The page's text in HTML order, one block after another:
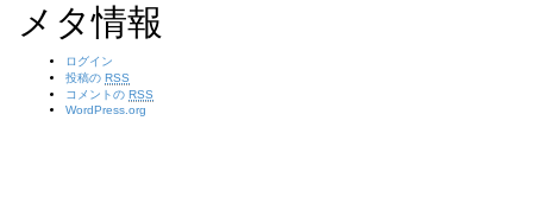
メタ情報
ログイン
投稿の RSS
コメントの RSS
WordPress.org